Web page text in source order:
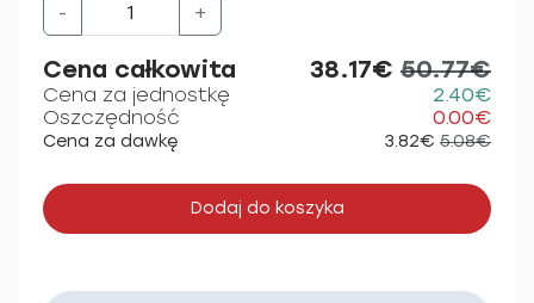
- +
Cena całkowita 38.17€ 50.77€
Cena za jednostkę
2.40€
Oszczędność
0.00€
Cena za dawkę 3.82€ 5.08€
Dodaj do koszyka